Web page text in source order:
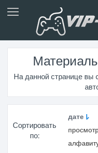
На данной странице вы
Сортировать
по:
дате